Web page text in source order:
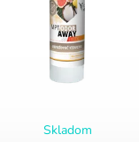
Skladom